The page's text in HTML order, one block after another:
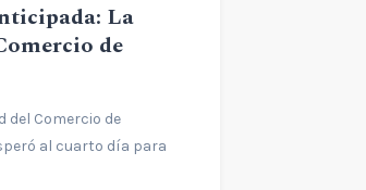
La
de
del Comercio de
al cuarto día para